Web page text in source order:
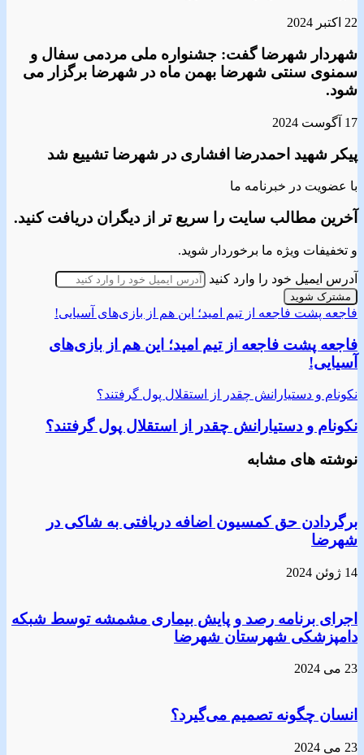
22 اکتبر 2024
شهردار شهرضا گفت: جشنواره ملی مردمی سفال و
سمنوی سنتی شهرضا بهمن ماه در شهرضا برگزار می
شود.
17 آگوست 2024
پیکر شهید احمدرضا افشاری در شهرضا تشییع شد
با عضویت در خبرنامه ما
آخرین مطالب سایت را سریع تر از دیگران دریافت کنید.
و تخفیفات ویژه ما برخوردار شوید.
آدرس ایمیل خود را وارد کنید
فاجعه‌ پشت فاجعه از تیم امید؛ این‌ هم از بازی‌های آسیایی!
فاجعه‌ پشت فاجعه از تیم امید؛ این‌ هم از بازی‌های
آسیایی!
نکونام و دستیارانش چقدر از استقلال پول گرفتند؟
نکونام و دستیارانش چقدر از استقلال پول گرفتند؟
نوشته های مشابه
برگردادن حق کمسیون اضافه دریافتی به شاکی در
شهرضا
14 ژوئن 2024
اجرای برنامه رصد و پایش بیماری مشمشه توسط شبکه
دامپزشکی شهرستان شهرضا
23 می 2024
انسان چگونه تصمیم می‌گیرد؟
23 می 2024